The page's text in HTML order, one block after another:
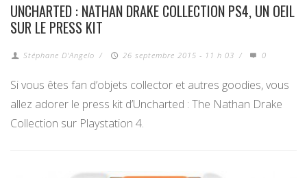
UNCHARTED : NATHAN DRAKE COLLECTION PS4, UN OEIL
SUR LE PRESS KIT
Stéphane D'Angelo / 26 septembre 2015 - 11 h 03 / 0
Si vous êtes fan d’objets collector et autres goodies, vous
allez adorer le press kit d’Uncharted : The Nathan Drake
Collection sur Playstation 4.